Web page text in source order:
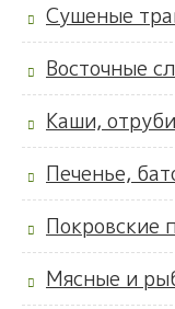
Сушеные
Восточные
Каши,
Печенье,
Покровские
Мясные и